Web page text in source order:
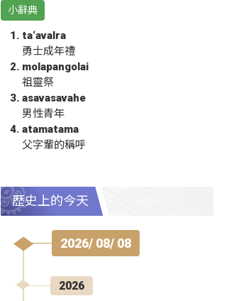
小辭典
ta‘avalra
勇士成年禮
molapangolai
祖靈祭
asavasavahe
男性青年
atamatama
父字輩的稱呼
歷史上的今天
2026/ 08/ 08
2026